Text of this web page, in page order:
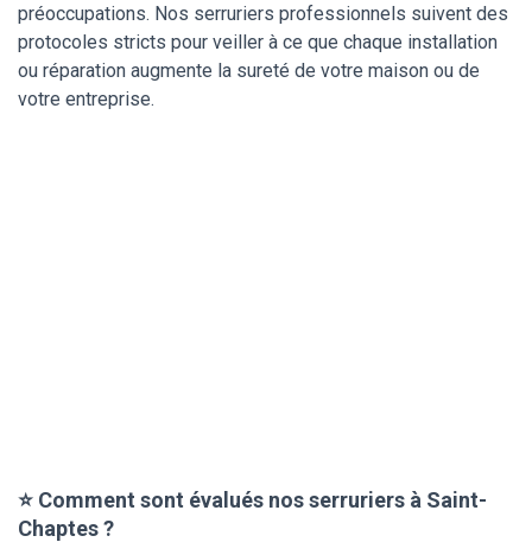
préoccupations. Nos serruriers professionnels suivent des
protocoles stricts pour veiller à ce que chaque installation
ou réparation augmente la sureté de votre maison ou de
votre entreprise.
⭐ Comment sont évalués nos serruriers à Saint-
Chaptes ?